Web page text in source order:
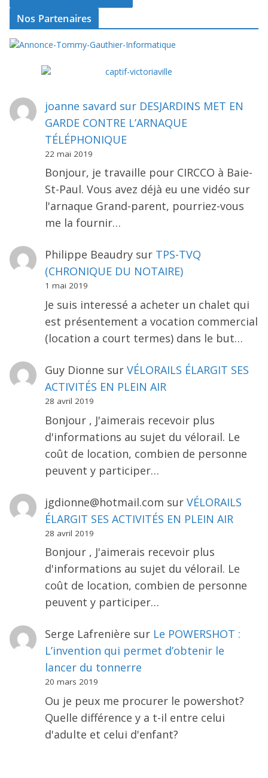
Nos Partenaires
joanne savard sur DESJARDINS MET EN
GARDE CONTRE L’ARNAQUE
TÉLÉPHONIQUE
22 mai 2019
Bonjour, je travaille pour CIRCCO à Baie-
St-Paul. Vous avez déjà eu une vidéo sur
l'arnaque Grand-parent, pourriez-vous
me la fournir…
Philippe Beaudrysur TPS-TVQ
(CHRONIQUE DU NOTAIRE)
1 mai 2019
Je suis interessé a acheter un chalet qui
est présentement a vocation commercial
(location a court termes) dans le but…
Guy Dionne sur VÉLORAILS ÉLARGIT SES
ACTIVITÉS EN PLEIN AIR
28 avril 2019
Bonjour , J'aimerais recevoir plus
d'informations au sujet du vélorail. Le
coût de location, combien de personne
peuvent y participer…
jgdionne@hotmail.com sur VÉLORAILS
ÉLARGIT SES ACTIVITÉS EN PLEIN AIR
28 avril 2019
Bonjour , J'aimerais recevoir plus
d'informations au sujet du vélorail. Le
coût de location, combien de personne
peuvent y participer…
Serge Lafrenière sur Le POWERSHOT :
L’invention qui permet d’obtenir le
lancer du tonnerre
20 mars 2019
Ou je peux me procurer le powershot?
Quelle différence y a t-il entre celui
d'adulte et celui d'enfant?